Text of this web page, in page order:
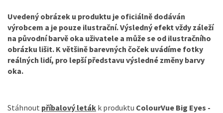
Uvedený obrázek u produktu je oficiálně dodáván
výrobcem a je pouze ilustrační. Výsledný efekt vždy záleží
na původní barvě oka uživatele a může se od ilustračního
obrázku lišit. K většině barevných čoček uvádíme fotky
reálných lidí, pro lepší představu výsledné změny barvy
oka.
Stáhnout příbalový leták k produktu ColourVue Big Eyes -